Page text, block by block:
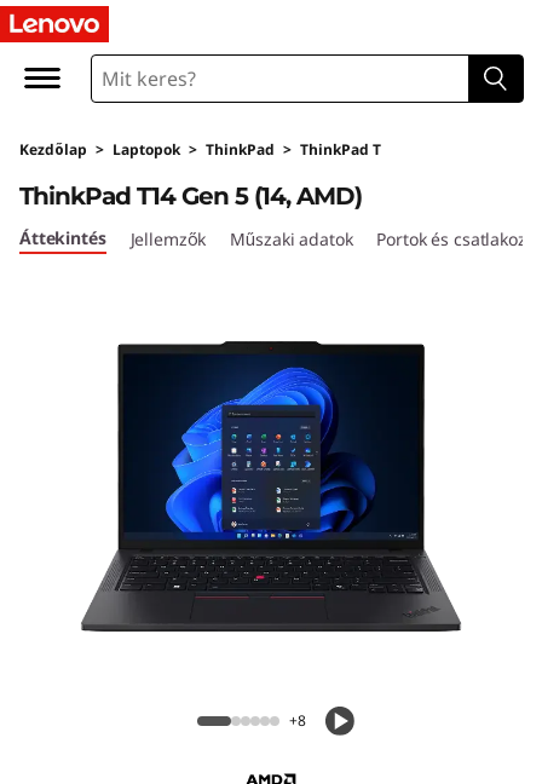
L
n
o
v
Kezdőlap > Laptopok > ThinkPad > ThinkPad T
ThinkPad T14 Gen 5 (14, AMD)
ThinkPad T14 Gen 5 (14, AMD)
Áttekintés Jellemzők Műszaki adatok Portok és
+8